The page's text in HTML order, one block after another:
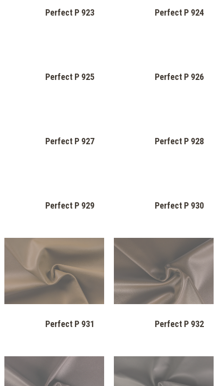
Perfect P 919
Perfect P 920